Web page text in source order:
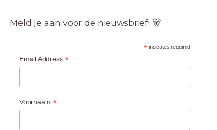
Meld je aan voor de nieuwsbrief! 🐻
* indicates required
Email Address *
Voornaam *